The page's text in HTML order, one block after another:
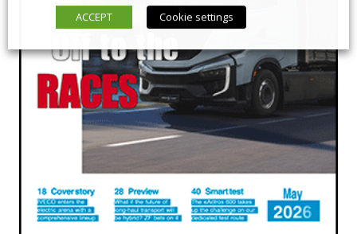
ACCEPT
Cookie settings